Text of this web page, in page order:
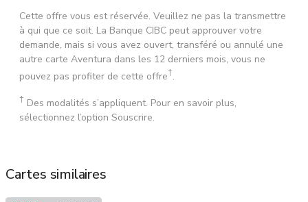
Cette offre vous est réservée. Veuillez ne pas la transmettre
à qui que ce soit. La Banque CIBC peut approuver votre
demande, mais si vous avez ouvert, transféré ou annulé une
autre carte Aventura dans les 12 derniers mois, vous ne
pouvez pas profiter de cette offre†.
† Des modalités s’appliquent. Pour en savoir plus,
sélectionnez l’option Souscrire.
Cartes similaires